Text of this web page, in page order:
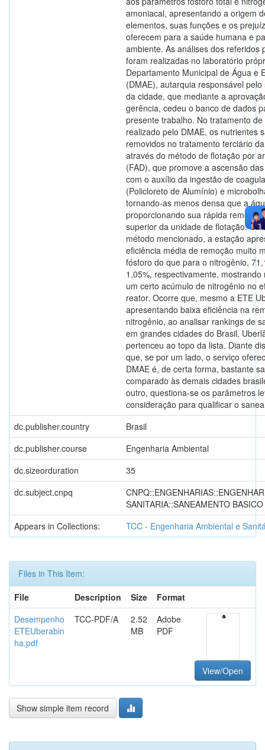
amoniacal, apresentando a origem
elementos, suas funções e os
oferecem para a saúde humana e
ambiente. As análises dos referidos
foram realizadas no laboratório
Departamento Municipal de Água e
(DMAE), autarquia responsável
da cidade, que mediante a
gerência, cedeu o banco de dados
presente trabalho. No tratamento
realizado pelo DMAE, os nutrientes
removidos no tratamento terciário
através do método de flotação por
(FAD), que promove a ascensão
com o auxílio da ingestão de
(Policloreto de Alumínio) e
tornando-as menos densa que a
proporcionando sua rápida
superior da unidade de flotação.
método mencionado, a estação
eficiência média de remoção muito
fósforo do que para o nitrogênio,
1,05%, respectivamente, mostrando
um certo acúmulo de nitrogênio no
reator. Ocorre que, mesmo a ETE
apresentando baixa eficiência na
nitrogênio, ao analisar rankings de
em grandes cidades do Brasil,
pertenceu ao topo da lista. Diante
que, se por um lado, o serviço
DMAE é, de certa forma, bastante
comparado às demais cidades
outro, questiona-se os parâmetros
consideração para qualificar o
dc.publisher.country
Brasil
dc.publisher.course
Engenharia Ambiental
dc.sizeorduration
35
dc.subject.cnpq
SANITARIA::SANEAMENTO BASICO
Appears in Collections:
TCC - Engenharia Ambiental e
Files in This Item:
File
Description Size
Format
Desempenho
ETEUberabin
ha.pdf
TCC-PDF/A
2.52
MB
Adobe
PDF
View/Open
Show simple item record